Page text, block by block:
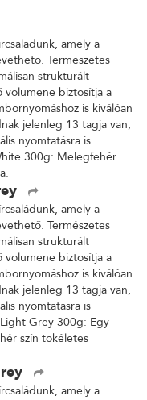
amely a
Természetes
strukturált
biztosítja a
is kiválóan
jelenleg 13 tagja van,
nyomtatásra is
300g: Melegfehér
amely a
Természetes
strukturált
biztosítja a
is kiválóan
jelenleg 13 tagja van,
nyomtatásra is
Grey 300g: Egy
szín tökéletes
amely a